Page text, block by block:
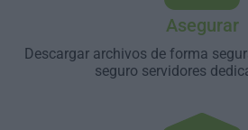
Asegurar
Descargar archivos de forma
seguro servidores